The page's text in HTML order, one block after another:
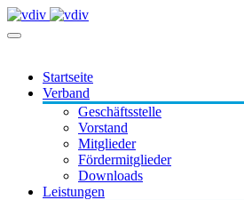
Startseite
Verband
Geschäftsstelle
Vorstand
Mitglieder
Fördermitglieder
Downloads
Leistungen